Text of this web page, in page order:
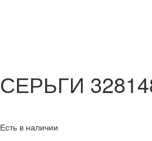
СЕРЬГИ
Есть в наличии